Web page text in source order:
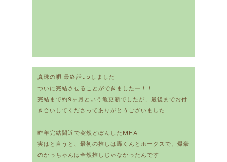
真珠の唄 最終話upしました
ついに完結させることができましたー！！
完結まで約9ヶ月という亀更新でしたが、最後までお付
き合いしてくださってありがとうございました
昨年完結間近で突然どぼんしたMHA
実はと言うと、最初の推しは轟くんとホークスで、爆豪
のかっちゃんは全然推しじゃなかったんです